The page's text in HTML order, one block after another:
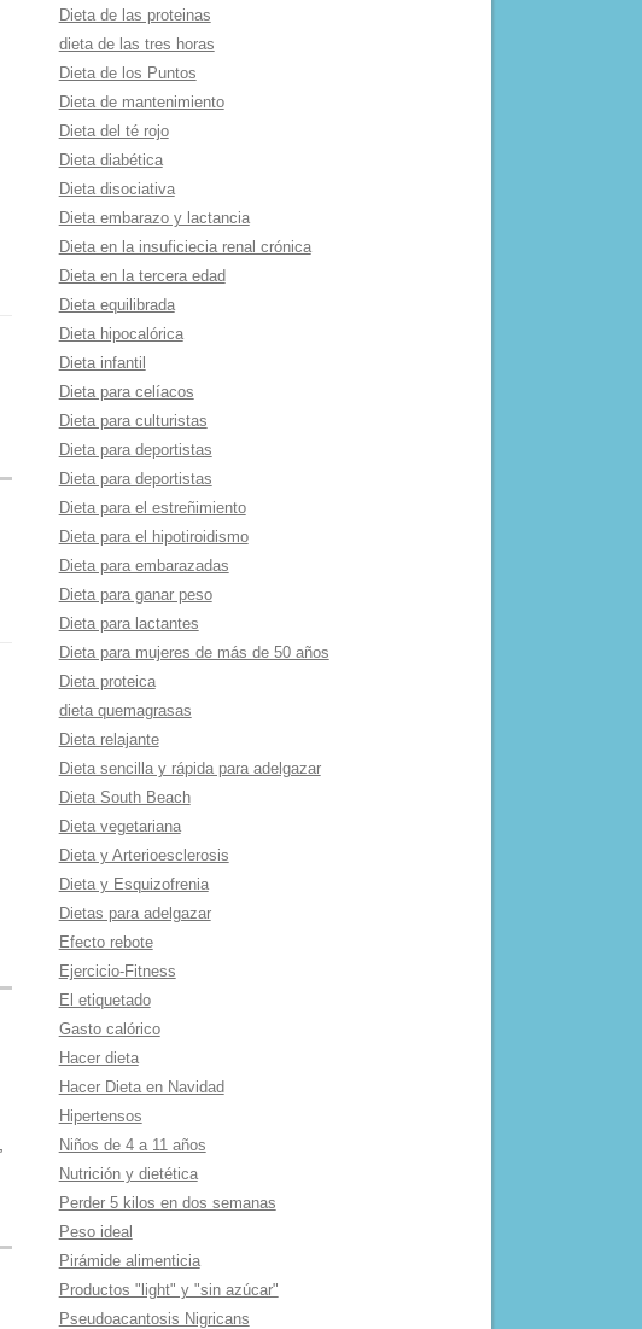
Dieta de las proteinas
dieta de las tres horas
Dieta de los Puntos
Dieta de mantenimiento
Dieta del té rojo
Dieta diabética
Dieta disociativa
Dieta embarazo y lactancia
Dieta en la insuficiecia renal crónica
Dieta en la tercera edad
Dieta equilibrada
Dieta hipocalórica
Dieta infantil
Dieta para celí­acos
Dieta para culturistas
Dieta para deportistas
Dieta para deportistas
Dieta para el estreñimiento
Dieta para el hipotiroidismo
Dieta para embarazadas
Dieta para ganar peso
Dieta para lactantes
Dieta para mujeres de más de 50 años
Dieta proteica
dieta quemagrasas
Dieta relajante
Dieta sencilla y rápida para adelgazar
Dieta South Beach
Dieta vegetariana
Dieta y Arterioesclerosis
Dieta y Esquizofrenia
Dietas para adelgazar
Efecto rebote
Ejercicio-Fitness
El etiquetado
Gasto calórico
Hacer dieta
Hacer Dieta en Navidad
Hipertensos
Niños de 4 a 11 años
Nutrición y dietética
Perder 5 kilos en dos semanas
Peso ideal
Pirámide alimenticia
Productos "light" y "sin azúcar"
Pseudoacantosis Nigricans